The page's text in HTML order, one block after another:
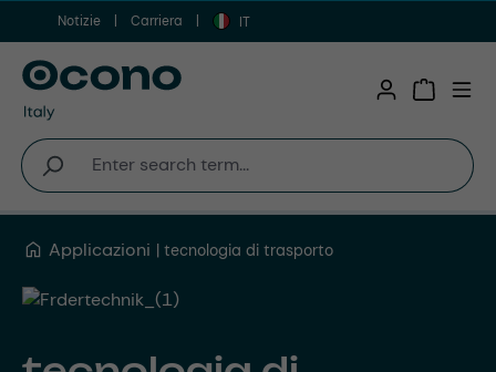
Vai al contenuto principale
Notizie Carriera IT
Applicazioni tecnologia di trasporto